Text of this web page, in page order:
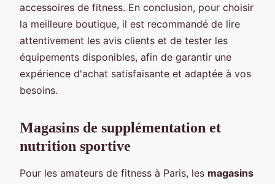
accessoires de fitness. En conclusion, pour choisir
la meilleure boutique, il est recommandé de lire
attentivement les avis clients et de tester les
équipements disponibles, afin de garantir une
expérience d'achat satisfaisante et adaptée à vos
besoins.
Magasins de supplémentation et
nutrition sportive
Pour les amateurs de fitness à Paris, les magasins